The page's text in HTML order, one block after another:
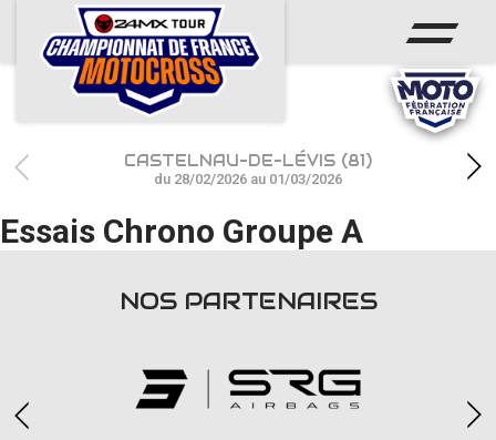
ACCUEIL
ACTUS
CALENDRIER
RÉSULTATS
PHOTOS / WEB TV
CASTELNAU-DE-LÉVIS (81)
du 28/02/2026 au 01/03/2026
Essais Chrono Groupe A
NOS PARTENAIRES